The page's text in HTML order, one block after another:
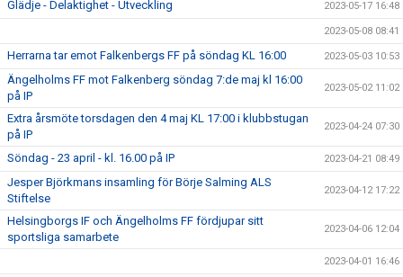
Glädje - Delaktighet - Utveckling 2023-05-17 16:48
2023-05-08 08:41
Herrarna tar emot Falkenbergs FF på söndag KL 16:00 2023-05-03 10:53
Ängelholms FF mot Falkenberg söndag 7:de maj kl 16:00
på IP
2023-05-02 11:02
Extra årsmöte torsdagen den 4 maj KL 17:00 i klubbstugan
på IP
2023-04-24 07:30
Söndag - 23 april - kl. 16.00 på IP 2023-04-21 08:49
Jesper Björkmans insamling för Börje Salming ALS
Stiftelse
2023-04-12 17:22
Helsingborgs IF och Ängelholms FF fördjupar sitt
sportsliga samarbete
2023-04-06 12:04
2023-04-01 16:46